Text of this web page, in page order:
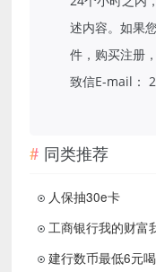
述内容。如果
件，购买注册
致信E-mail：
同类推荐
人保抽30e卡